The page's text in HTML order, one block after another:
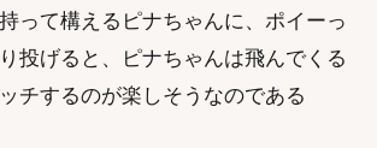
って構えるピナちゃんに、ポイーっ
投げると、ピナちゃんは飛んでくる
チするのが楽しそうなのである